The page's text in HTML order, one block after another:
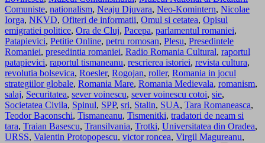
Comuniste, nationalism, Neaju Djuvara, Neo-Komintern, Nicolae
Iorga, NKVD, Ofiteri de informatii, Omul si cetatea, Opisul
emigratiei politice, Ora de Cluj, Pacepa, parlamentul romaniei,
Patapievici, Petitie Online, petru romosan, Plesu, Presedintele
Romaniei, presedintia romaniei, Radio Romania Cultural, raportul
patapievici, raportul tismaneanu, rescrierea istoriei, revista cultura,
revolutia bolsevica, Roesler, Rogojan, roller, Romania in jocul
strategiilor globale, Romania Mare, Romania Medievala, romanism,
salaj, Securitatea, sever voinescu, sever voinescu cotoi, sie,
Societatea Civila, Spinul, SPP, sri, Stalin, SUA, Tara Romaneasca,
Teodor Baconschi, Tismaneanu, Tismenitki, tradatori de neam si
tara, Traian Basescu, Transilvania, Trotki, Universitatea din Oradea,
URSS, Valentin Protopopescu, victor roncea, Virgil Magureanu,